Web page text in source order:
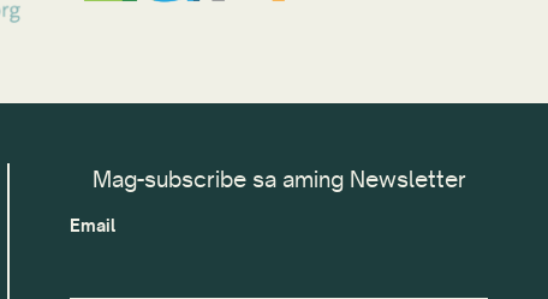
Mag-subscribe sa aming Newsletter
Email